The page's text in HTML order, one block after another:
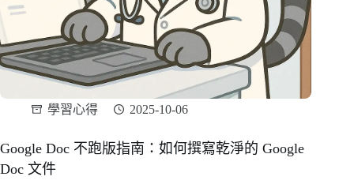
學習心得 2025-10-06
Google Doc 不跑版指南：如何撰寫乾淨的 Google
Doc 文件